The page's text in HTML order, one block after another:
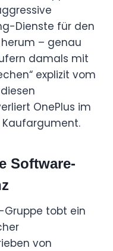
Dienste für den
– genau
damals mit
explizit vom
OnePlus im
Software-
Gruppe tobt ein
von